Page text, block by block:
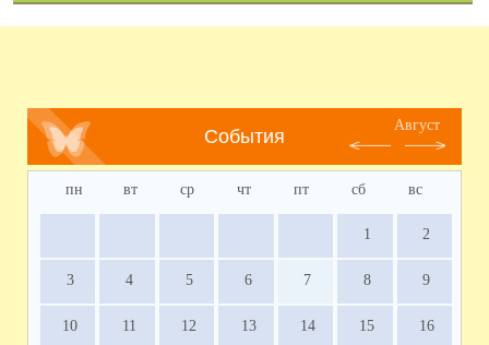
События
Август
пн вт ср чт пт сб вс
1 2
3 4 5 6 7 8 9
10 11 12 13 14 15 16